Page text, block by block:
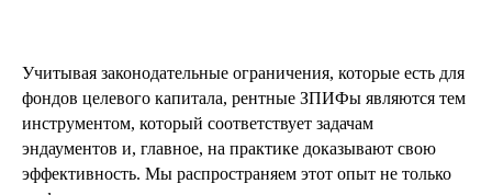
Учитывая законодательные ограничения, которые есть для
фондов целевого капитала, рентные ЗПИФы являются тем
инструментом, который соответствует задачам
эндаументов и, главное, на практике доказывают свою
эффективность. Мы распространяем этот опыт не только